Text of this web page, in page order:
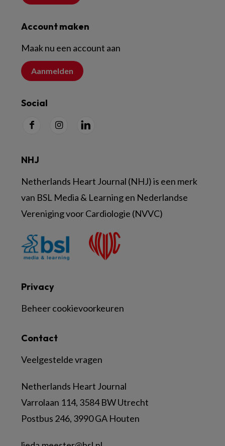
Account maken
Maak nu een account aan
Aanmelden
Social
Contact
Veelgestelde vragen
Netherlands Heart Journal
Varrolaan 114, 3584 BW Utrecht
Postbus 246, 3990 GA Houten
Privacy
Beheer cookievoorkeuren
NHJ
Netherlands Heart Journal (NHJ) is een merk
van BSL Media & Learning en Nederlandse
Vereniging voor Cardiologie (NVVC)